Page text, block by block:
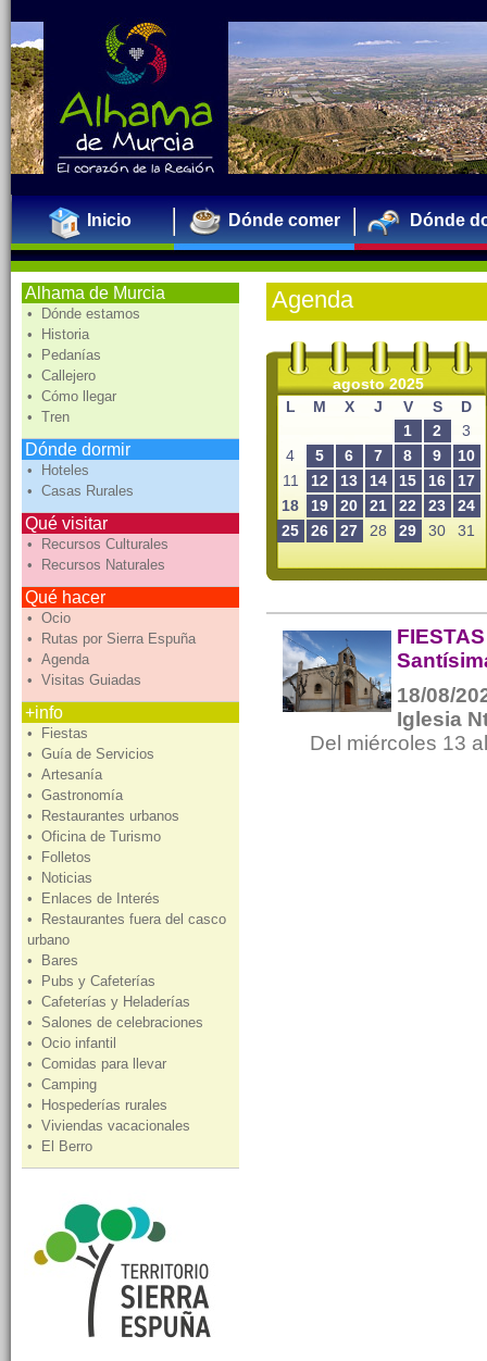
Inicio Dónde comer Dónde
Alhama de Murcia
• Dónde estamos
• Historia
• Pedanías
• Callejero
• Cómo llegar
• Tren
Dónde dormir
• Hoteles
• Casas Rurales
Qué visitar
• Recursos Culturales
• Recursos Naturales
Qué hacer
• Ocio
• Rutas por Sierra Espuña
• Agenda
• Visitas Guiadas
+info
• Fiestas
• Guía de Servicios
• Artesanía
• Gastronomía
• Restaurantes urbanos
• Oficina de Turismo
• Folletos
• Noticias
• Enlaces de Interés
• Restaurantes fuera del casco
urbano
• Bares
• Pubs y Cafeterías
• Cafeterías y Heladerías
• Salones de celebraciones
• Ocio infantil
• Comidas para llevar
• Camping
• Hospederías rurales
• Viviendas vacacionales
• El Berro
Agenda
agosto 2025
L
M X J V S
D
1
2
3
4
5 6 7 8 9
10
11
12 13 14 15 16
17
18
19 20 21 22 23
24
25
26 27 28 29 30 31
18/08/
Iglesia
Del miércoles 13